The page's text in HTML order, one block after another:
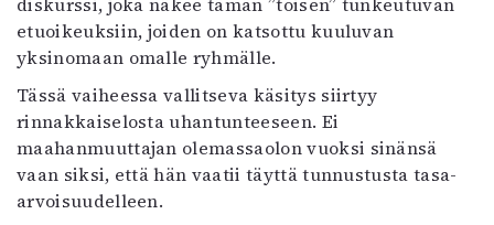
etuoikeuksiin, joiden on katsottu kuuluvan
yksinomaan omalle ryhmälle.
Tässä vaiheessa vallitseva käsitys siirtyy
rinnakkaiselosta uhantunteeseen. Ei
maahanmuuttajan olemassaolon vuoksi sinänsä
vaan siksi, että hän vaatii täyttä tunnustusta tasa-
arvoisuudelleen.